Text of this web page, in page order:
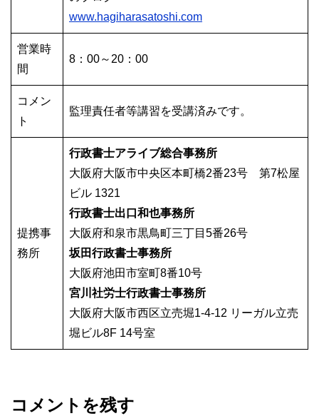
www.hagiharasatoshi.com
営業時
間
8：00～20：00
コメン
ト
監理責任者等講習を受講済みです。
提携事
務所
行政書士アライブ総合事務所
大阪府大阪市中央区本町橋2番23号 第7松屋
ビル 1321
行政書士出口和也事務所
大阪府和泉市黒鳥町三丁目5番26号
坂田行政書士事務所
大阪府池田市室町8番10号
宮川社労士行政書士事務所
大阪府大阪市西区立売堀1-4-12 リーガル立売
堀ビル8F 14号室
コメントを残す